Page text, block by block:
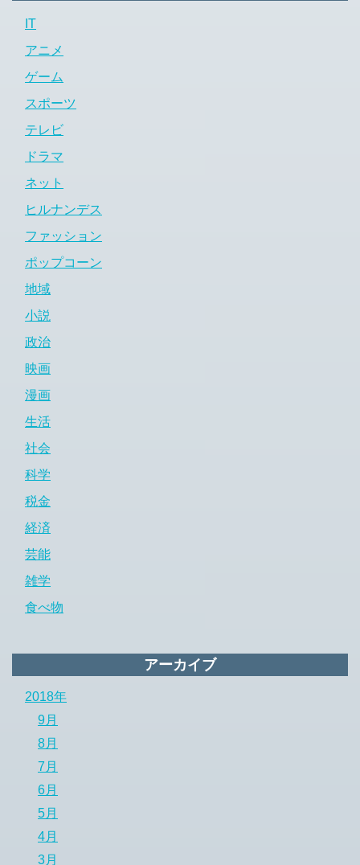
IT
アニメ
ゲーム
スポーツ
テレビ
ドラマ
ネット
ヒルナンデス
ファッション
ポップコーン
地域
小説
政治
映画
漫画
生活
社会
科学
税金
経済
芸能
雑学
食べ物
アーカイブ
2018年
9月
8月
7月
6月
5月
4月
3月